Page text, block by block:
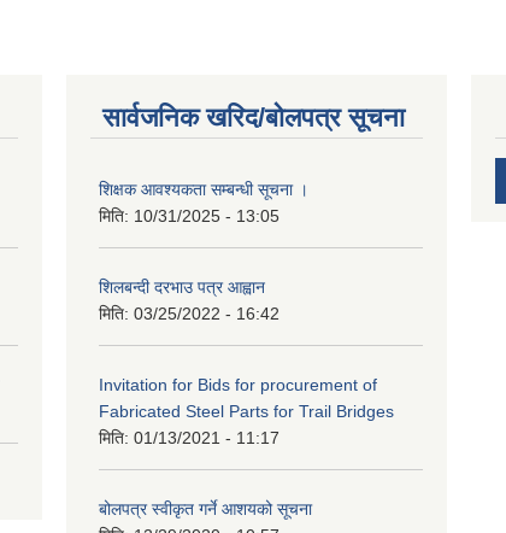
सार्वजनिक खरिद/बोलपत्र सूचना
शिक्षक आवश्यकता सम्बन्धी सूचना ।
मिति: 10/31/2025 - 13:05
शिलबन्दी दरभाउ पत्र आह्वान
मिति: 03/25/2022 - 16:42
Invitation for Bids for procurement of
Fabricated Steel Parts for Trail Bridges
मिति: 01/13/2021 - 11:17
बोलपत्र स्वीकृत गर्ने आशयको सूचना